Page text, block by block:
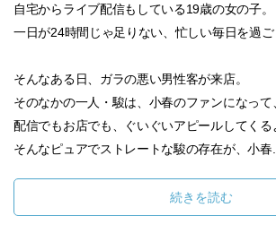
自宅からライブ配信もしている19歳の女の子。
一日が24時間じゃ足りない、忙しい毎日を過ご
そんなある日、ガラの悪い男性客が来店。
そのなかの一人・駿は、小春のファンになって
配信でもお店でも、ぐいぐいアピールしてくる
そんなピュアでストレートな駿の存在が、小春...
続きを読む